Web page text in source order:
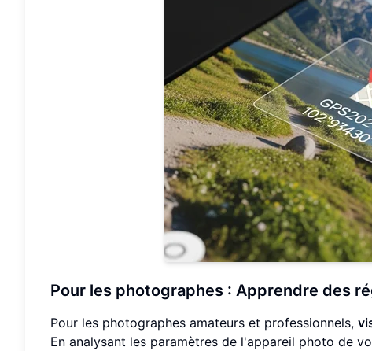
Pour les photographes : Apprendre des
Pour les photographes amateurs et professionnels,
En analysant les paramètres de l'appareil photo de